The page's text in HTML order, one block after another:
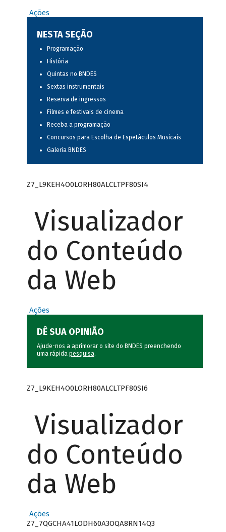
Ações
NESTA SEÇÃO
Programação
História
Quintas no BNDES
Sextas instrumentais
Reserva de ingressos
Filmes e festivais de cinema
Receba a programação
Concursos para Escolha de Espetáculos Musicais
Galeria BNDES
Z7_L9KEH4O0LORH80ALCLTPF80SI4
Visualizador
do Conteúdo
da Web
Ações
DÊ SUA OPINIÃO
Ajude-nos a aprimorar o site do BNDES preenchendo
uma rápida pesquisa.
Z7_L9KEH4O0LORH80ALCLTPF80SI6
Visualizador
do Conteúdo
da Web
Ações
Z7_7QGCHA41LODH60A3OQA8RN14Q3